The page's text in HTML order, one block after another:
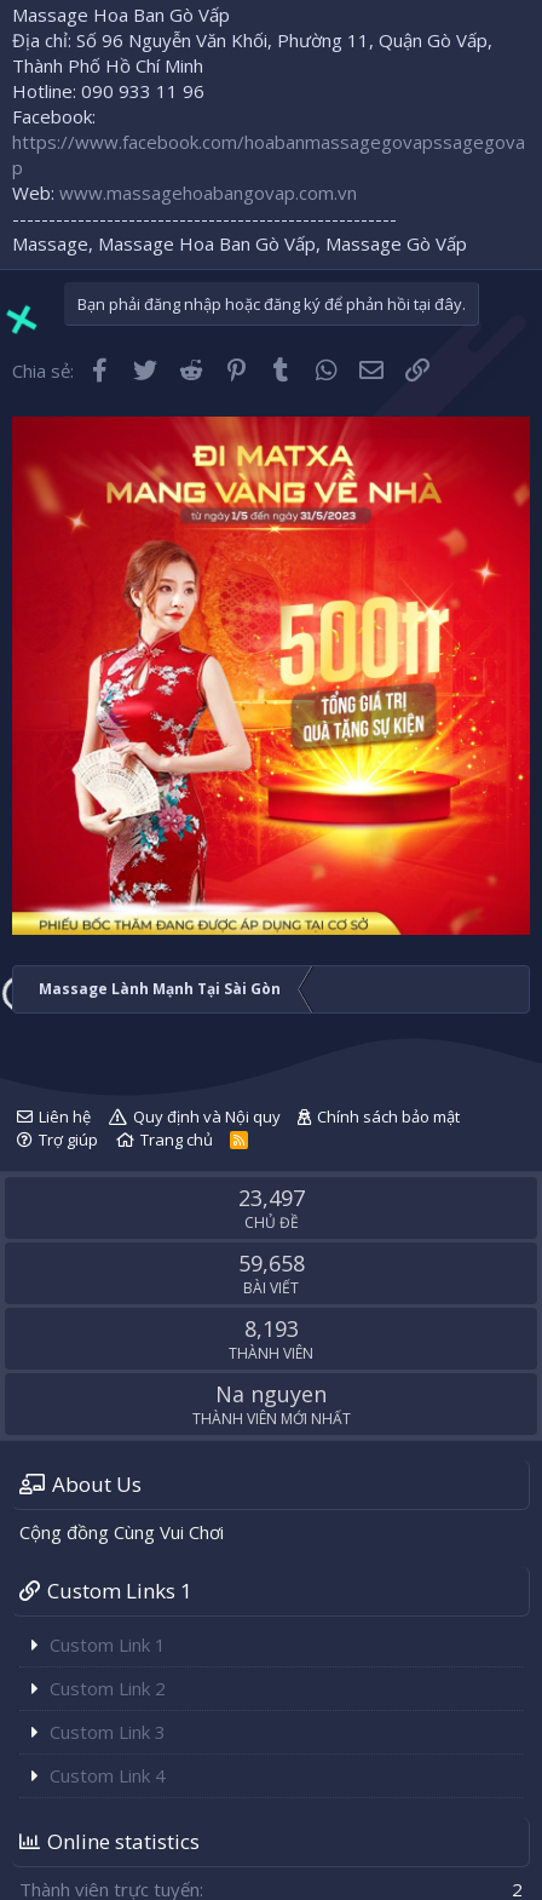
Massage Hoa Ban Gò Vấp
Địa chỉ: Số 96 Nguyễn Văn Khối, Phường 11, Quận Gò Vấp,
Thành Phố Hồ Chí Minh
Hotline: 090 933 11 96
Facebook:
https://www.facebook.com/hoabanmassagegovapssagegova
p
Web: www.massagehoabangovap.com.vn
-----------------------------------------------------
Massage, Massage Hoa Ban Gò Vấp, Massage Gò Vấp
Bạn phải đăng nhập hoặc đăng ký để phản hồi tại đây.
Chia sẻ: Facebook
Twitter Reddit Pinterest
Tumblr WhatsApp
Email
Massage Lành Mạnh Tại Sài Gòn
Liên hệ Quy định và Nội quy
Chính sách bảo mật
Trợ giúp
Trang chủ
R
S
23,497
CHỦ ĐỀ
59,658
BÀI VIẾT
8,193
THÀNH VIÊN
Na nguyen
THÀNH VIÊN MỚI NHẤT
About Us
Cộng đồng Cùng Vui Chơi
Custom Links 1
Custom Link 1
Custom Link 2
Custom Link 3
Custom Link 4
Online statistics
Thành viên trực tuyến 2